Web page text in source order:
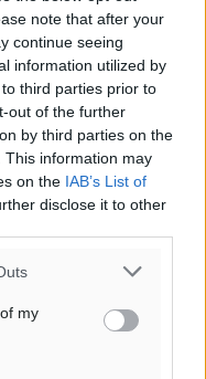
note that after your
continue seeing
information utilized by
third parties prior to
out of the further
by third parties on the
This information may
on the IAB’s List of
disclose it to other
my
του παρακάτω
προς το άρθρο